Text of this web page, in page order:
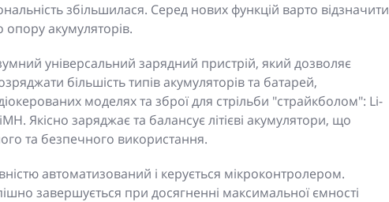
збільшилася. Серед нових функцій варто відзначити
опору акумуляторів.
універсальний зарядний пристрій, який дозволяє
більшість типів акумуляторів та батарей,
моделях та зброї для стрільби "страйкболом": Li-
Якісно заряджає та балансує літієві акумулятори, що
та безпечного використання.
автоматизований і керується мікроконтролером.
завершується при досягненні максимальної ємності